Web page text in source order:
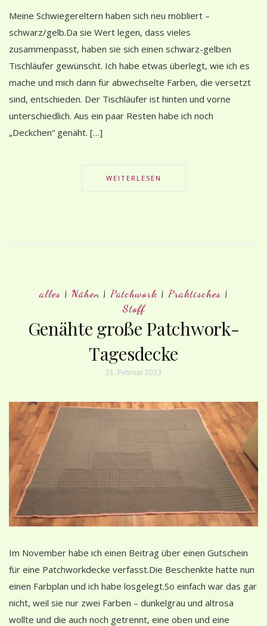
Meine Schwiegereltern haben sich neu möbliert –
schwarz/gelb.Da sie Wert legen, dass vieles
zusammenpasst, haben sie sich einen schwarz-gelben
Tischläufer gewünscht. Ich habe etwas überlegt, wie ich es
mache und mich dann für abwechselte Farben, die versetzt
sind, entschieden. Der Tischläufer ist hinten und vorne
unterschiedlich. Aus ein paar Resten habe ich noch
„Deckchen“ genäht. […]
WEITERLESEN
alles| Nähen| Patchwork| Praktisches|
Stoff
Genähte große Patchwork-
Tagesdecke
21. Februar 2023
Im November habe ich einen Beitrag über einen Gutschein
für eine Patchworkdecke verfasst.Die Beschenkte hatte nun
einen Farbplan und ich habe losgelegt.So einfach war das gar
nicht, weil sie nur zwei Farben – dunkelgrau und altrosa
wollte und die auch noch getrennt, eine oben und eine